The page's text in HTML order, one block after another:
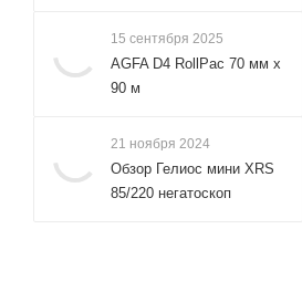
15 сентября 2025
AGFA D4 RollPac 70 мм x
90 м
21 ноября 2024
Обзор Гелиос мини XRS
85/220 негатоскоп